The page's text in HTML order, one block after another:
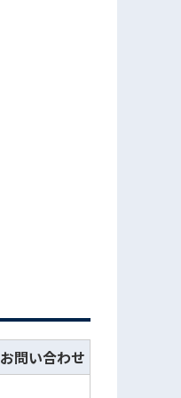
お問い合わせ